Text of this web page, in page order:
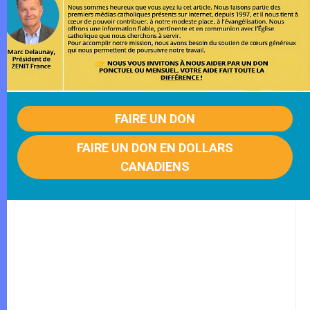
FAIRE UN DON
FAIRE UN DON EN DOLLARS
CANADIENS